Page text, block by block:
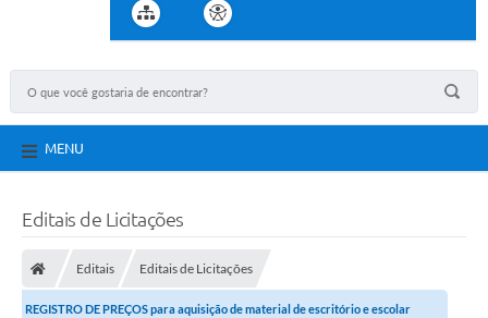
MENU
Editais de Licitações
Editais Editais de Licitações
REGISTRO DE PREÇOS para aquisição de material de escritório e escolar